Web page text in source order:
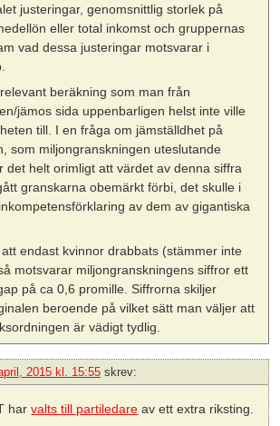
justeringar, genomsnittlig storlek på
eller total inkomst och gruppernas
vad dessa justeringar motsvarar i
beräkning som man från
jämos sida uppenbarligen helst inte ville
till. I en fråga om jämställdhet på
som miljongranskningen uteslutande
det helt orimligt att värdet av denna siffra
granskarna obemärkt förbi, det skulle i
av dem av gigantiska
endast kvinnor drabbats (stämmer inte
motsvarar miljongranskningens siffror ett
på ca 0,6 promille. Siffrorna skiljer
beroende på vilket sätt man väljer att
är vädigt tydlig.
2015 kl. 15:55 skrev:
harvalts till partiledare av ett extra riksting.